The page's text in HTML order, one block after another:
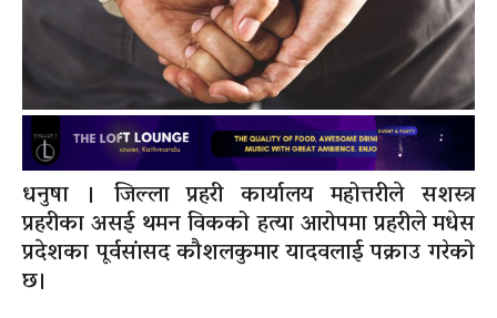
धनुषा । जिल्ला प्रहरी कार्यालय महोत्तरीले सशस्‍त्र
प्रहरीका असई थमन विकको हत्या आरोपमा प्रहरीले मधेस
प्रदेशका पूर्वसांसद कौशलकुमार यादवलाई पक्राउ गरेको
छ।